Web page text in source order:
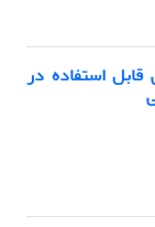
استفاده در